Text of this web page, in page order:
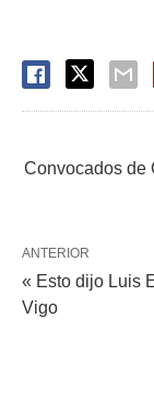
Convocados de
ANTERIOR
« Esto dijo Luis
Vigo